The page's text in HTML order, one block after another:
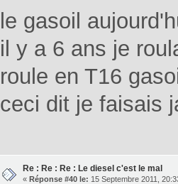
le gasoil
il y a 6 ans je
roule en T16
ceci dit je faisais
Re : Re : Re : Le diesel c'est le mal
« Réponse #40 le: 15 Septembre 2011,